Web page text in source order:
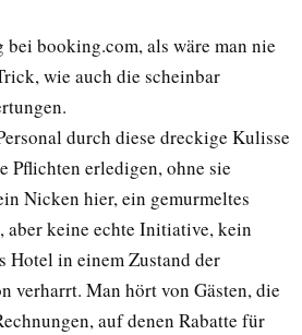
booking.com, als wäre man nie
wie auch die scheinbar
durch diese dreckige Kulisse
Pflichten erledigen, ohne sie
Nicken hier, ein gemurmeltes
aber keine echte Initiative, kein
Hotel in einem Zustand der
verharrt. Man hört von Gästen, die
auf denen Rabatte für